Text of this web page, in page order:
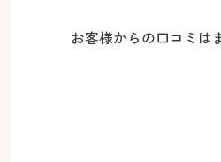
お客様からの口コミは